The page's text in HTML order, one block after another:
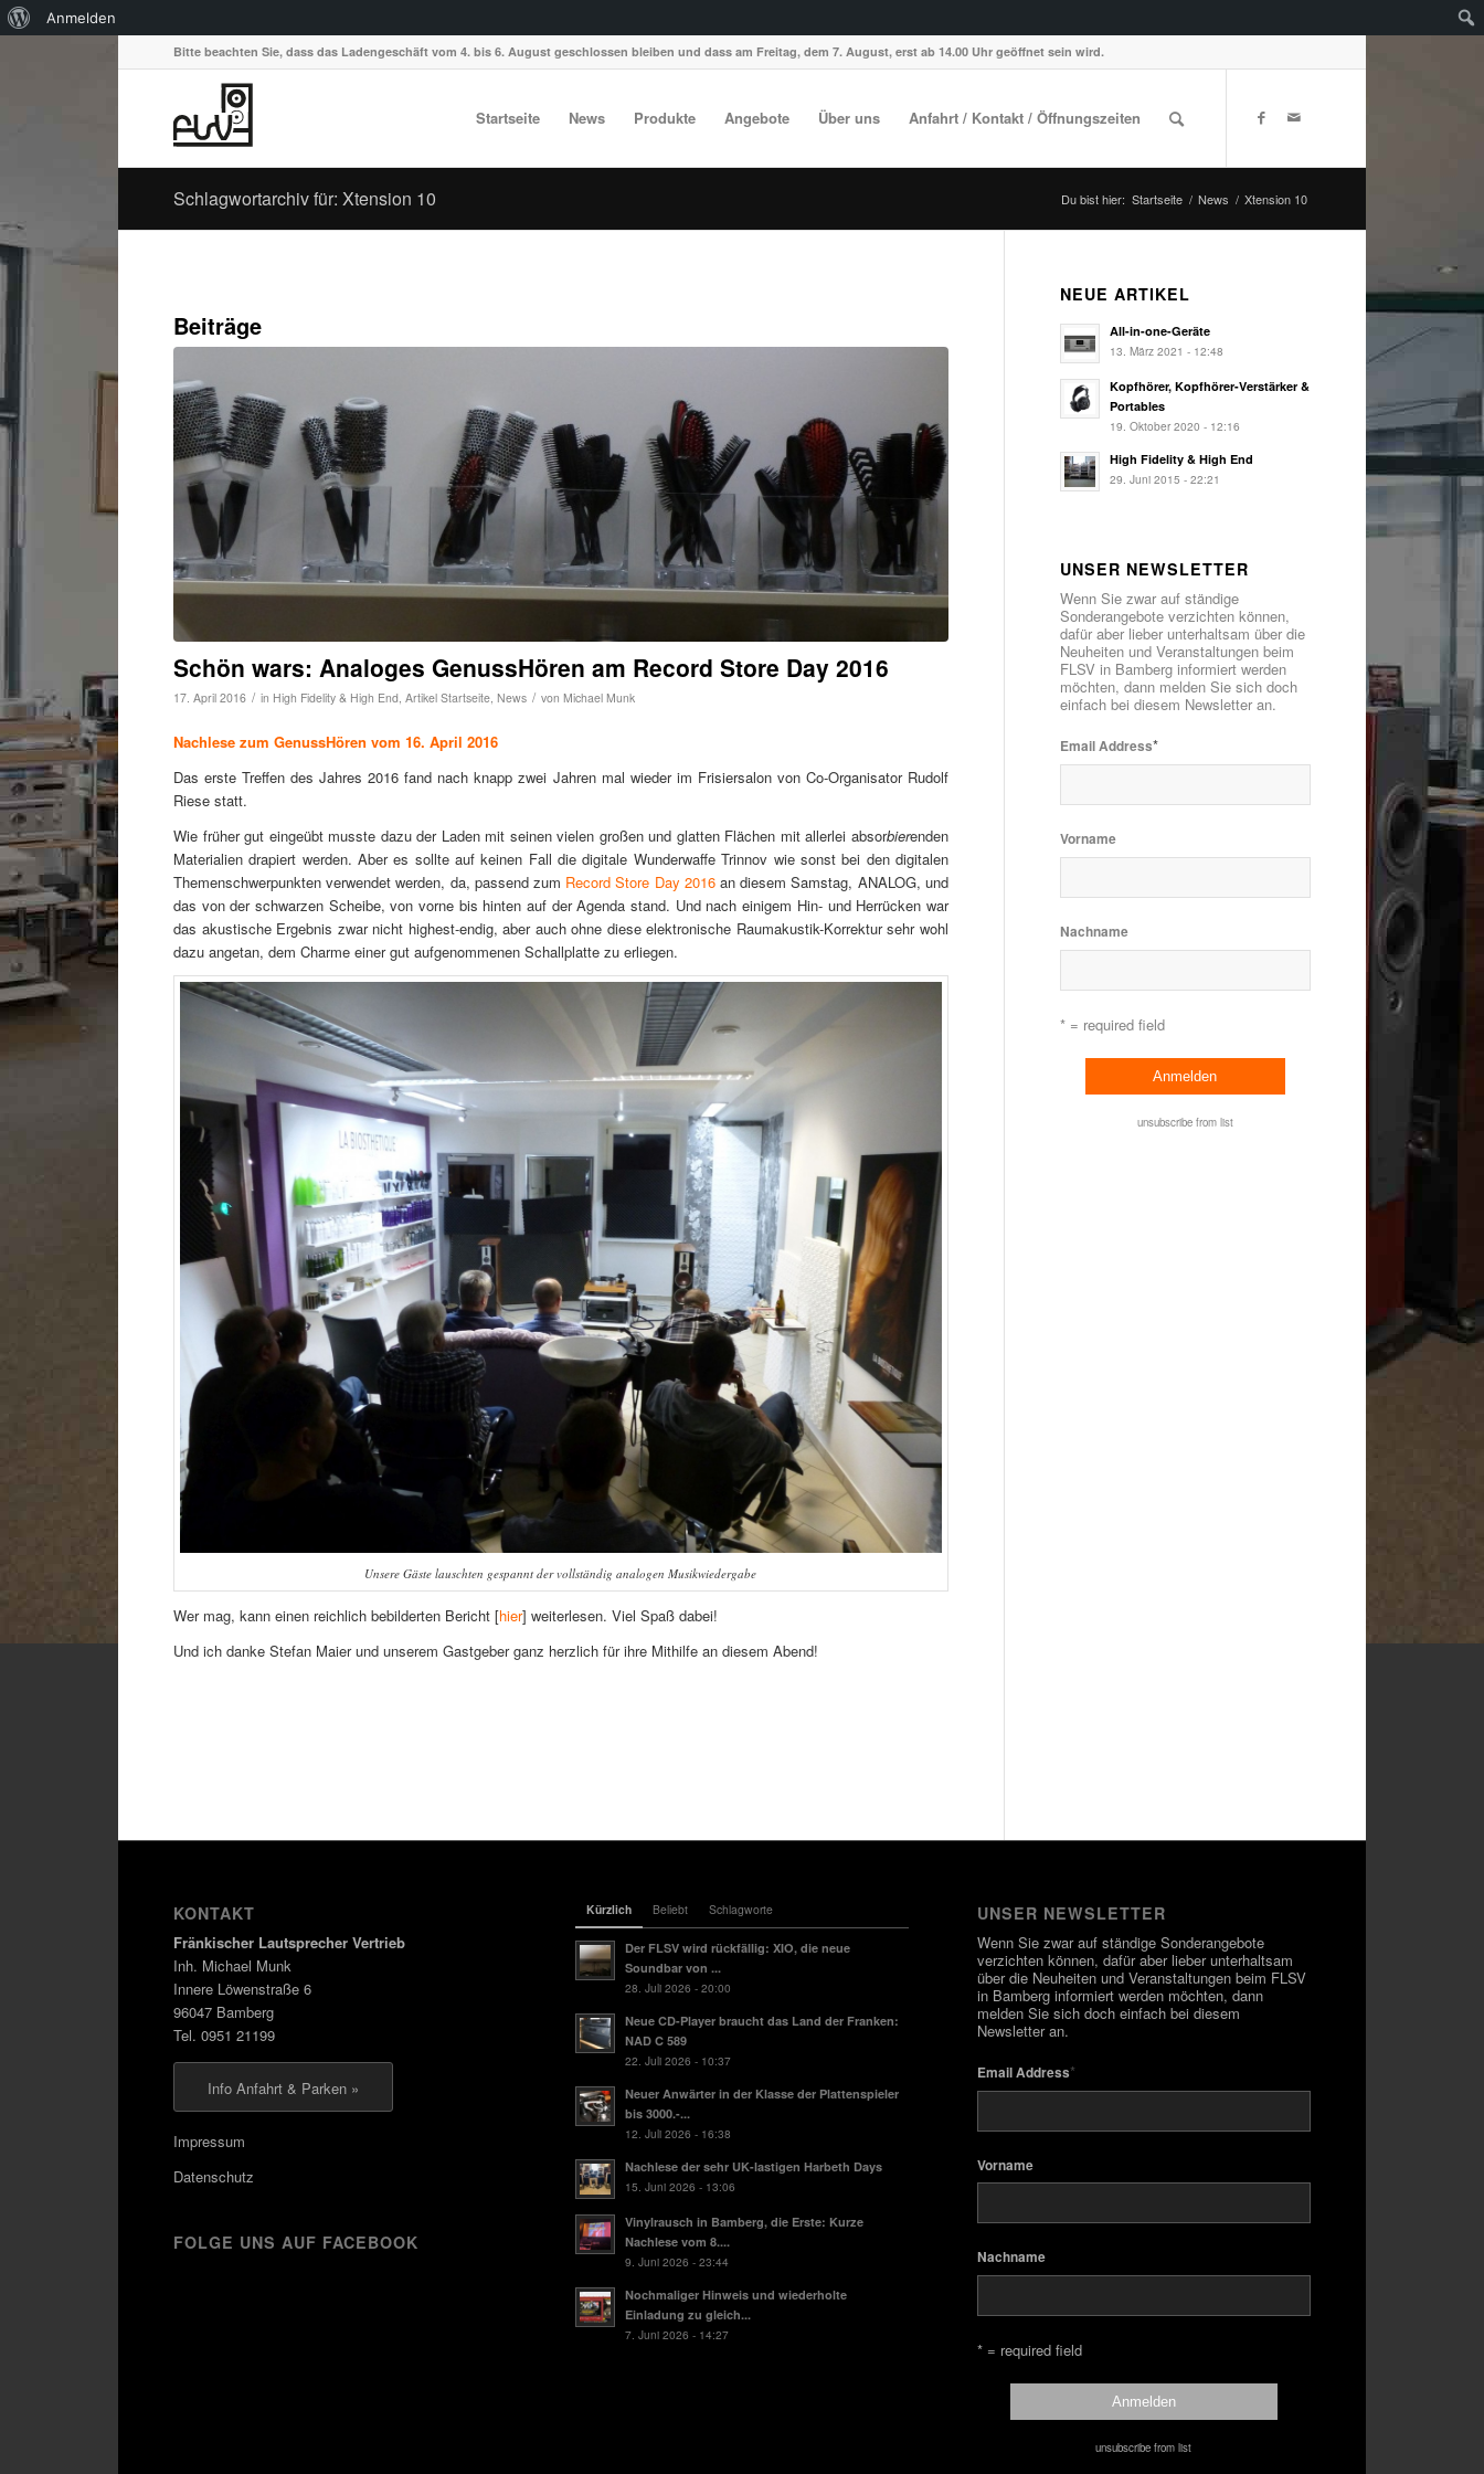
Über
Anmelden
Bitte beachten Sie, dass das Ladengeschäft vom 4. bis 6. August geschlossen bleiben und dass am Freitag, dem 7. August, erst ab 14.00 Uhr geöffnet sein wird.
Startseite News Produkte Angebote Über uns Anfahrt / Kontakt / Öffnungszeiten
Schlagwortarchiv für: Xtension 10 Du bist hier: Startseite / News / Xtension 10
Beiträge
Schön wars: Analoges GenussHören am Record Store Day 2016
17. April 2016 / in High Fidelity & High End Artikel Startseite News / von Michael Munk
Nachlese zum GenussHören vom 16. April 2016
Das erste Treffen des Jahres 2016 fand nach knapp zwei Jahren mal wieder im Frisiersalon von Co-Organisator Rudolf
Riese statt.
Wie früher gut eingeübt musste dazu der Laden mit seinen vielen großen und glatten Flächen mit allerlei absorbierenden
Materialien drapiert werden. Aber es sollte auf keinen Fall die digitale Wunderwaffe Trinnov wie sonst bei den digitalen
Themenschwerpunkten verwendet werden, da, passend zum Record Store Day 2016an diesem Samstag, ANALOG, und
das von der schwarzen Scheibe, von vorne bis hinten auf der Agenda stand. Und nach einigem Hin- und Herrücken war
das akustische Ergebnis zwar nicht highest-endig, aber auch ohne diese elektronische Raumakustik-Korrektur sehr wohl
dazu angetan, dem Charme einer gut aufgenommenen Schallplatte zu erliegen.
Unsere Gäste lauschten gespannt der vollständig analogen Musikwiedergabe
Wer mag, kann einen reichlich bebilderten Bericht [hier] weiterlesen. Viel Spaß dabei!
Und ich danke Stefan Maier und unserem Gastgeber ganz herzlich für ihre Mithilfe an diesem Abend!
NEUE ARTIKEL
All-in-one-Geräte
13. März 2021 - 12:48
Kopfhörer, Kopfhörer-Verstärker &
Portables
19. Oktober 2020 - 12:16
High Fidelity & High End
29. Juni 2015 - 22:21
UNSER NEWSLETTER
Wenn Sie zwar auf ständige
Sonderangebote verzichten können,
dafür aber lieber unterhaltsam über die
Neuheiten und Veranstaltungen beim
FLSV in Bamberg informiert werden
möchten, dann melden Sie sich doch
einfach bei diesem Newsletter an.
Email Address*
Vorname
Nachname
* = required field
unsubscribe from list
KONTAKT
Fränkischer Lautsprecher Vertrieb
Inh. Michael Munk
Innere Löwenstraße 6
96047 Bamberg
Tel. 0951 21199
Info Anfahrt & Parken »
Impressum
Datenschutz
FOLGE UNS AUF FACEBOOK
Kürzlich Beliebt Schlagworte
Der FLSV wird rückfällig: XIO, die neue
Soundbar von ...
28. Juli 2026 - 20:00
Neue CD-Player braucht das Land der Franken:
NAD C 589
22. Juli 2026 - 10:37
Neuer Anwärter in der Klasse der Plattenspieler
bis 3000.-...
12. Juli 2026 - 16:38
Nachlese der sehr UK-lastigen Harbeth Days
15. Juni 2026 - 13:06
Vinylrausch in Bamberg, die Erste: Kurze
Nachlese vom 8....
9. Juni 2026 - 23:44
Nochmaliger Hinweis und wiederholte
Einladung zu gleich...
7. Juni 2026 - 14:27
UNSER NEWSLETTER
Wenn Sie zwar auf ständige Sonderangebote
verzichten können, dafür aber lieber unterhaltsam
über die Neuheiten und Veranstaltungen beim FLSV
in Bamberg informiert werden möchten, dann
melden Sie sich doch einfach bei diesem
Newsletter an.
Email Address*
Vorname
Nachname
* = required field
unsubscribe from list